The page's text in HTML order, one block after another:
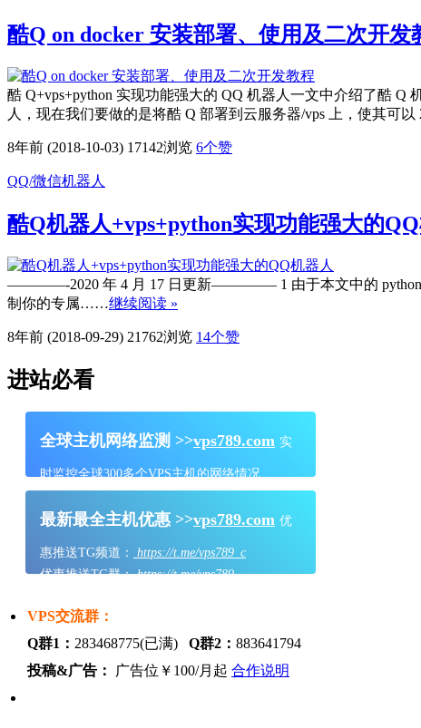
酷Q on docker 安装部署、使用及二次开发
酷 Q+vps+python 实现功能强大的 QQ 机器人一文中介绍了酷
人，现在我们要做的是将酷 Q 部署到云服务器/vps 上，使其可
8年前 (2018-10-03) 17142浏览 6个赞
QQ/微信机器人
酷Q机器人+vps+python实现功能强大的
————-2020 年 4 月 17 日更新————– 1 由于本文中的 python
制你的专属……继续阅读 »
8年前 (2018-09-29) 21762浏览 14个赞
进站必看
全球主机网络监测 >>vps789.com 实
时监控全球300多个VPS主机的网络情况
最新最全主机优惠 >>vps789.com 优
惠推送TG频道：
https://t.me/vps789_c
优惠推送TG群：https://t.me/vps789
VPS交流群：
Q群1： 283468775(已满) Q群2： 883641794
投稿&广告： 广告位￥100/月起 合作说明